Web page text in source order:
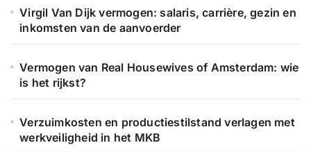
a Virgil Van Dijk vermogen: salaris, carrière, gezin en
inkomsten van de aanvoerder
Vermogen van Real Housewives of Amsterdam: wie
is het rijkst?
Verzuimkosten en productiestilstand verlagen met
werkveiligheid in het MKB